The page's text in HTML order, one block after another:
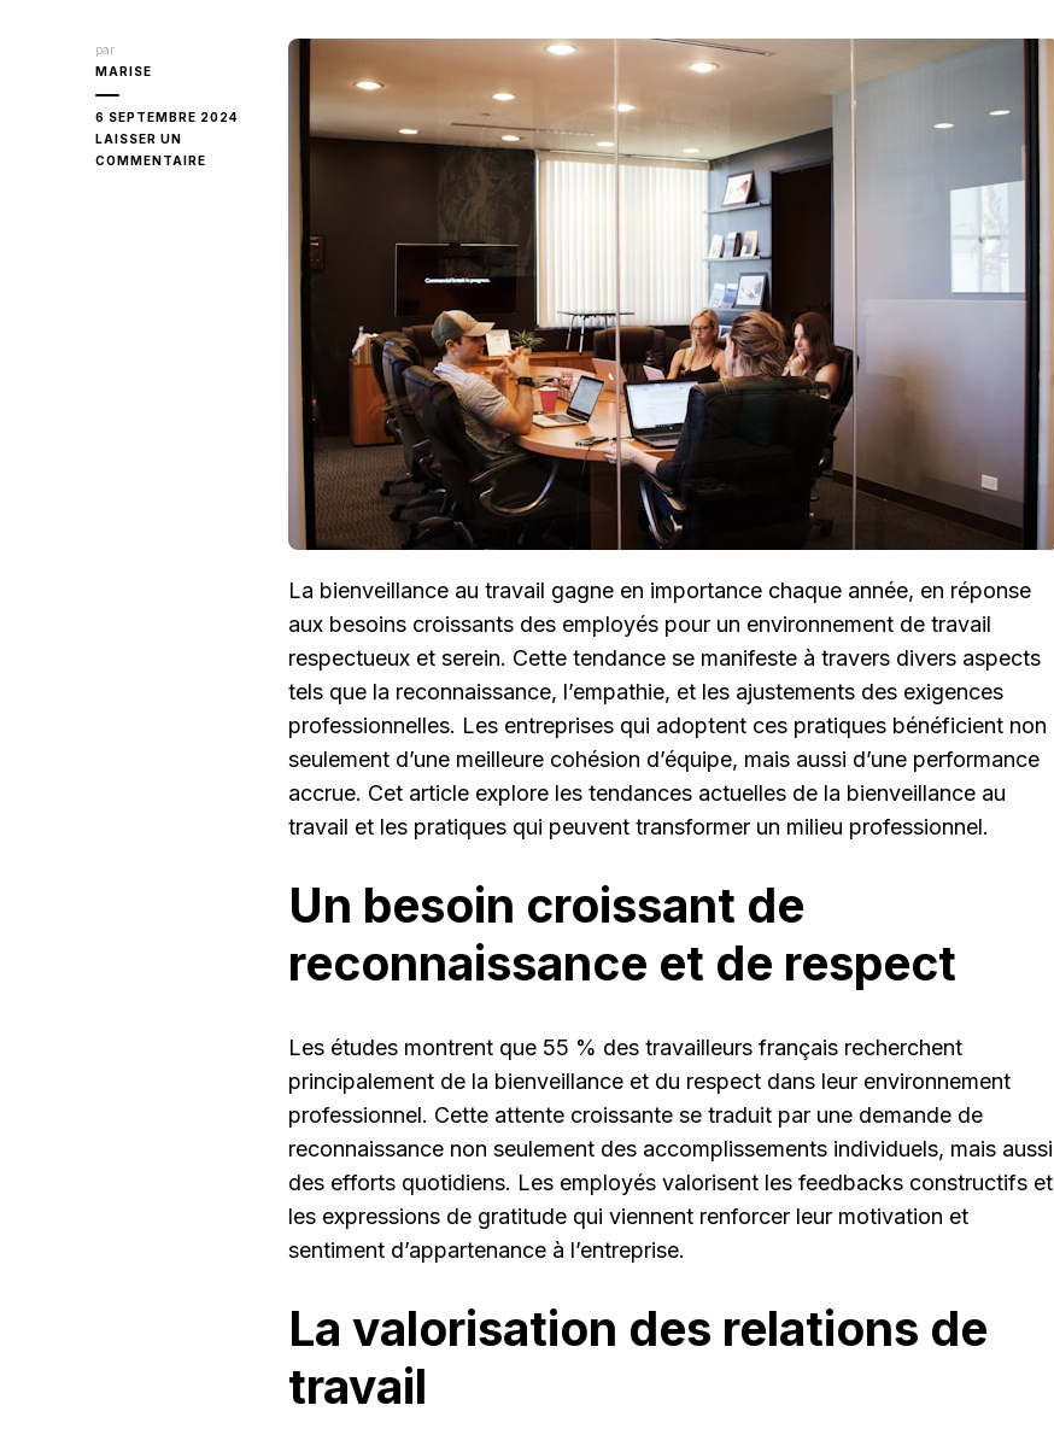
par
MARISE
6 SEPTEMBRE 2024
LAISSER UN
COMMENTAIRE
La bienveillance au travail gagne en importance chaque année, en réponse
aux besoins croissants des employés pour un environnement de travail
respectueux et serein. Cette tendance se manifeste à travers divers aspects
tels que la reconnaissance, l’empathie, et les ajustements des exigences
professionnelles. Les entreprises qui adoptent ces pratiques bénéficient non
seulement d’une meilleure cohésion d’équipe, mais aussi d’une performance
accrue. Cet article explore les tendances actuelles de la bienveillance au
travail et les pratiques qui peuvent transformer un milieu professionnel.
Un besoin croissant de
reconnaissance et de respect
Les études montrent que 55 % des travailleurs français recherchent
principalement de la bienveillance et du respect dans leur environnement
professionnel. Cette attente croissante se traduit par une demande de
reconnaissance non seulement des accomplissements individuels, mais aussi
des efforts quotidiens. Les employés valorisent les feedbacks constructifs et
les expressions de gratitude qui viennent renforcer leur motivation et
sentiment d’appartenance à l’entreprise.
La valorisation des relations de
travail